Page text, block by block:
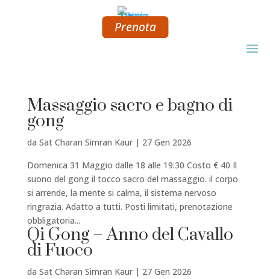
Prenota
Massaggio sacro e bagno di
gong
da Sat Charan Simran Kaur| 27 Gen 2026
Domenica 31 Maggio dalle 18 alle 19:30 Costo € 40 Il
suono del gong il tocco sacro del massaggio. il corpo
si arrende, la mente si calma, il sistema nervoso
ringrazia. Adatto a tutti. Posti limitati, prenotazione
obbligatoria...
Qi Gong – Anno del Cavallo
di Fuoco
da Sat Charan Simran Kaur| 27 Gen 2026